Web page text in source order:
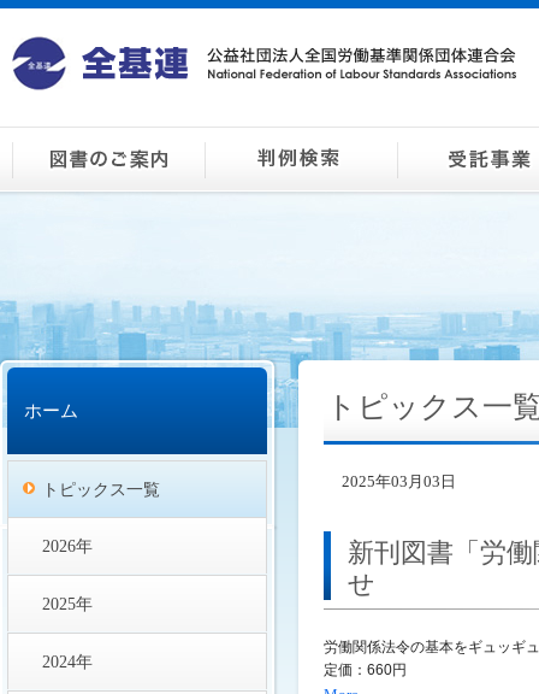
ホーム
トピックス一覧
2026年
2025年
2024年
トピックス一
2025年03月03日
新刊図書「労
せ
労働関係法令の基本をギュッギ
定価：660円